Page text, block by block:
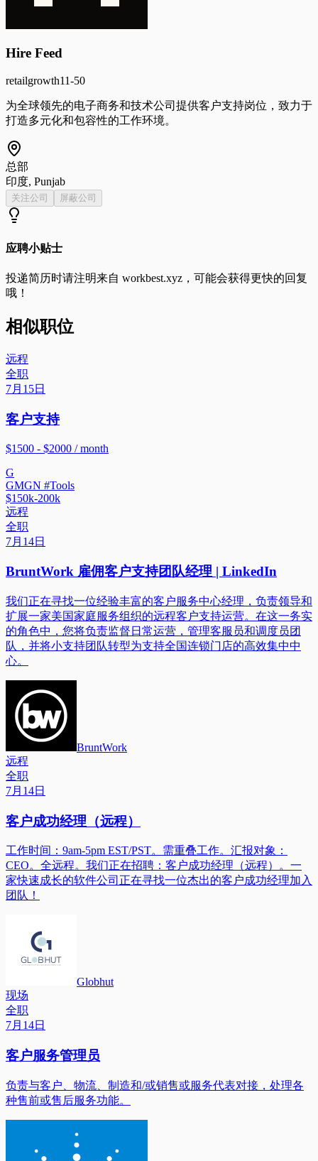
Hire Feed
retailgrowth11-50
为全球领先的电子商务和技术公司提供客户支持岗位，致力于
打造多元化和包容性的工作环境。
总部
印度, Punjab
关注公司 屏蔽公司
应聘小贴士
投递简历时请注明来自 workbest.xyz ，可能会获得更快的回复
哦！
相似职位
远程
全职
7月15日
客户支持
$1500 - $2000 / month
G
GMGN #Tools
$150k-200k
远程
全职
7月14日
BruntWork 雇佣客户支持团队经理 | LinkedIn
我们正在寻找一位经验丰富的客户服务中心经理，负责领导和
扩展一家美国家庭服务组织的远程客户支持运营。在这一务实
的角色中，您将负责监督日常运营，管理客服员和调度员团
队，并将小支持团队转型为支持全国连锁门店的高效集中中
心。
BruntWork
远程
全职
7月14日
客户成功经理（远程）
工作时间：9am-5pm EST/PST。需重叠工作。汇报对象：
CEO。全远程。我们正在招聘：客户成功经理（远程）。一
家快速成长的软件公司正在寻找一位杰出的客户成功经理加入
团队！
Globhut
现场
全职
7月14日
客户服务管理员
负责与客户、物流、制造和/或销售或服务代表对接，处理各
种售前或售后服务功能。